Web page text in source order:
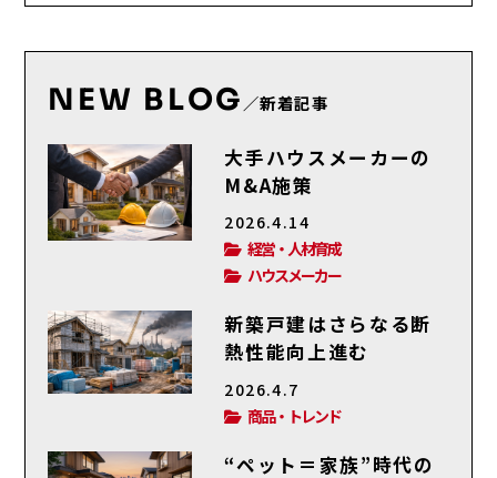
NEW BLOG／新着記事
大手ハウスメーカーの
M&A施策
2026.4.14
経営・人材育成
ハウスメーカー
新築戸建はさらなる断
熱性能向上進む
2026.4.7
商品・トレンド
“ペット＝家族”時代の